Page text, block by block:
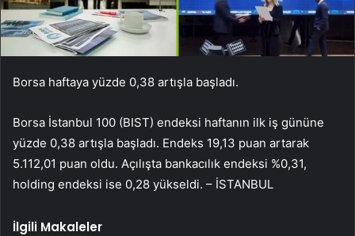
Borsa haftaya yüzde 0,38 artışla başladı.
Borsa İstanbul 100 (BIST) endeksi haftanın ilk iş gününe
yüzde 0,38 artışla başladı. Endeks 19,13 puan artarak
5.112,01 puan oldu. Açılışta bankacılık endeksi %0,31,
holding endeksi ise 0,28 yükseldi. – İSTANBUL
İlgili Makaleler